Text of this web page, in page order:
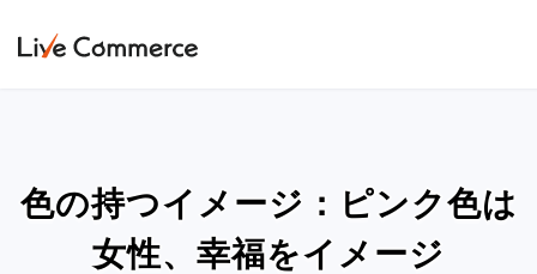
色の持つイメージ：ピンク色は
女性、幸福をイメージ